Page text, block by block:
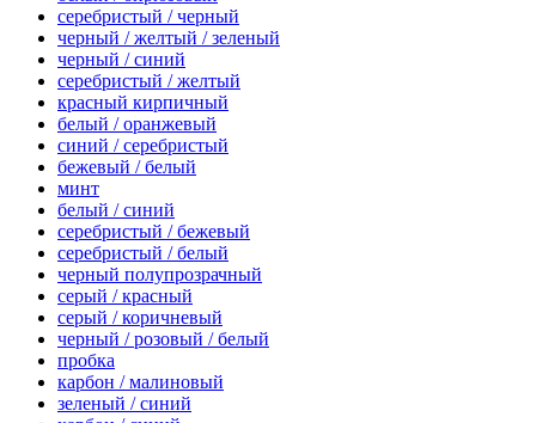
серебристый / черный
черный / желтый / зеленый
черный / синий
серебристый / желтый
красный кирпичный
белый / оранжевый
синий / серебристый
бежевый / белый
минт
белый / синий
серебристый / бежевый
серебристый / белый
черный полупрозрачный
серый / красный
серый / коричневый
черный / розовый / белый
пробка
карбон / малиновый
зеленый / синий